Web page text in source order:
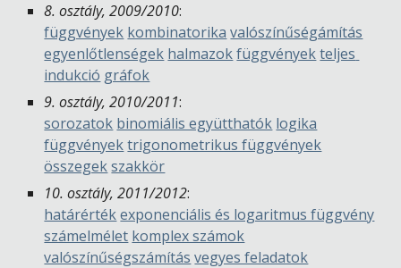
8. osztály, 2009/2010:
függvények kombinatorika valószínűségámítás
egyenlőtlenségek halmazok függvények teljes
indukció gráfok
9. osztály, 2010/2011:
sorozatok binomiális együtthatók logika
függvények trigonometrikus függvények
összegek szakkör
10. osztály, 2011/2012:
határérték exponenciális és logaritmus függvény
számelmélet komplex számok
valószínűségszámítás vegyes feladatok